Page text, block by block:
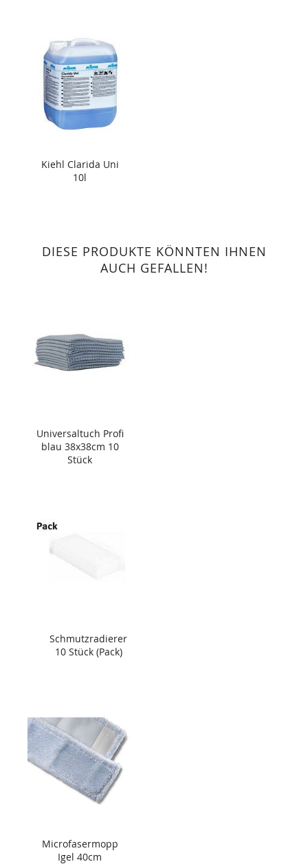
Kiehl Clarida Uni
10l
DIESE PRODUKTE KÖNNTEN IHNEN
AUCH GEFALLEN!
Universaltuch Profi
blau 38x38cm 10
Stück
Schmutzradierer
10 Stück (Pack)
Microfasermopp
Igel 40cm